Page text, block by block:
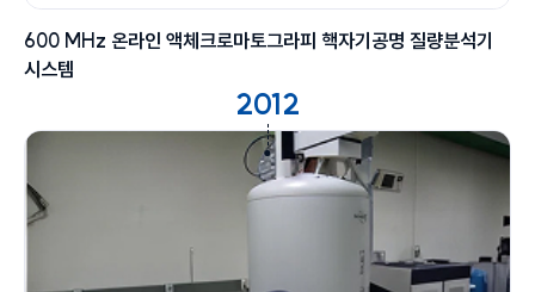
600 MHz 온라인 액체크로마토그라피 핵자기공명 질량분석기
시스템
2012